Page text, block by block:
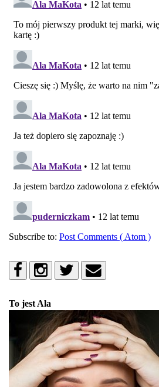
Subscribe to: Post Comments ( Atom )
To jest Ala